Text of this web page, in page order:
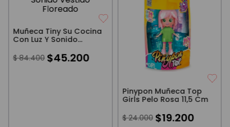
Muñeca Tiny Su Cocina
Con Luz Y Sonido
$ 84.400 $45.200
Pinypon Muñeca Top
Girls Pelo Rosa 11,5 Cm
$ 24.000 $19.200